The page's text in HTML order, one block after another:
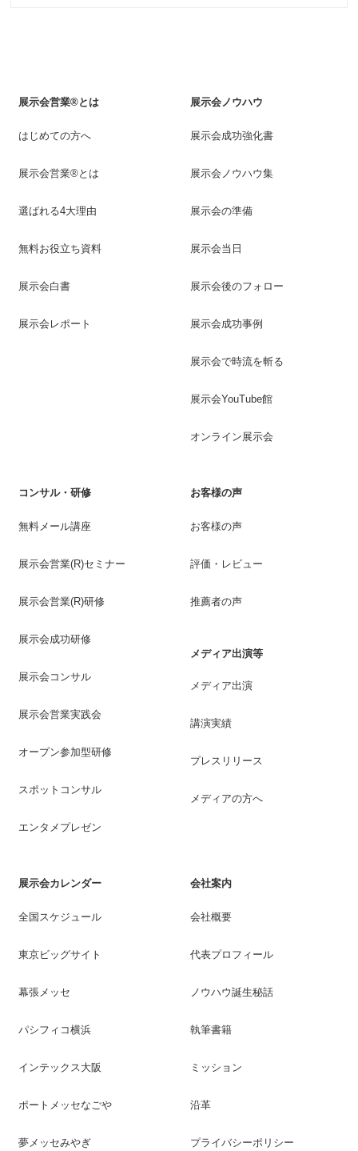
展示会営業®とは
はじめての方へ
展示会営業®とは
選ばれる4大理由
無料お役立ち資料
展示会白書
展示会レポート
展示会ノウハウ
展示会成功強化書
展示会ノウハウ集
展示会の準備
展示会当日
展示会後のフォロー
展示会成功事例
展示会で時流を斬る
展示会YouTube館
オンライン展示会
コンサル・研修
無料メール講座
展示会営業(R)セミナー
展示会営業(R)研修
展示会成功研修
展示会コンサル
展示会営業実践会
オープン参加型研修
スポットコンサル
エンタメプレゼン
お客様の声
お客様の声
評価・レビュー
推薦者の声
メディア出演等
メディア出演
講演実績
プレスリリース
メディアの方へ
展示会カレンダー
全国スケジュール
東京ビッグサイト
幕張メッセ
パシフィコ横浜
インテックス大阪
ポートメッセなごや
夢メッセみやぎ
会社案内
会社概要
代表プロフィール
ノウハウ誕生秘話
執筆書籍
ミッション
沿革
プライバシーポリシー